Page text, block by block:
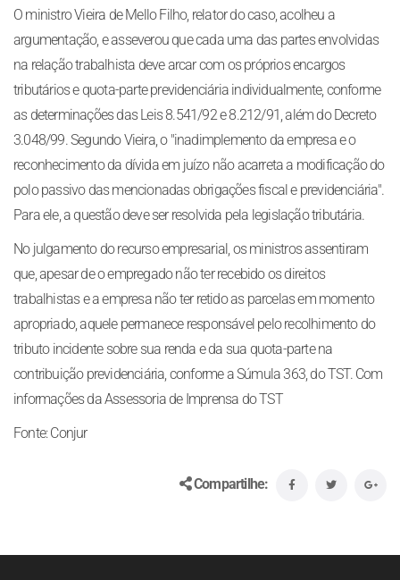
O ministro Vieira de Mello Filho, relator do caso, acolheu a
argumentação, e asseverou que cada uma das partes envolvidas
na relação trabalhista deve arcar com os próprios encargos
tributários e quota-parte previdenciária individualmente, conforme
as determinações das Leis 8.541/92 e 8.212/91, além do Decreto
3.048/99. Segundo Vieira, o "inadimplemento da empresa e o
reconhecimento da dívida em juízo não acarreta a modificação do
polo passivo das mencionadas obrigações fiscal e previdenciária".
Para ele, a questão deve ser resolvida pela legislação tributária.
No julgamento do recurso empresarial, os ministros assentiram
que, apesar de o empregado não ter recebido os direitos
trabalhistas e a empresa não ter retido as parcelas em momento
apropriado, aquele permanece responsável pelo recolhimento do
tributo incidente sobre sua renda e da sua quota-parte na
contribuição previdenciária, conforme a Súmula 363, do TST. Com
informações da Assessoria de Imprensa do TST
Fonte: Conjur
Compartilhe: